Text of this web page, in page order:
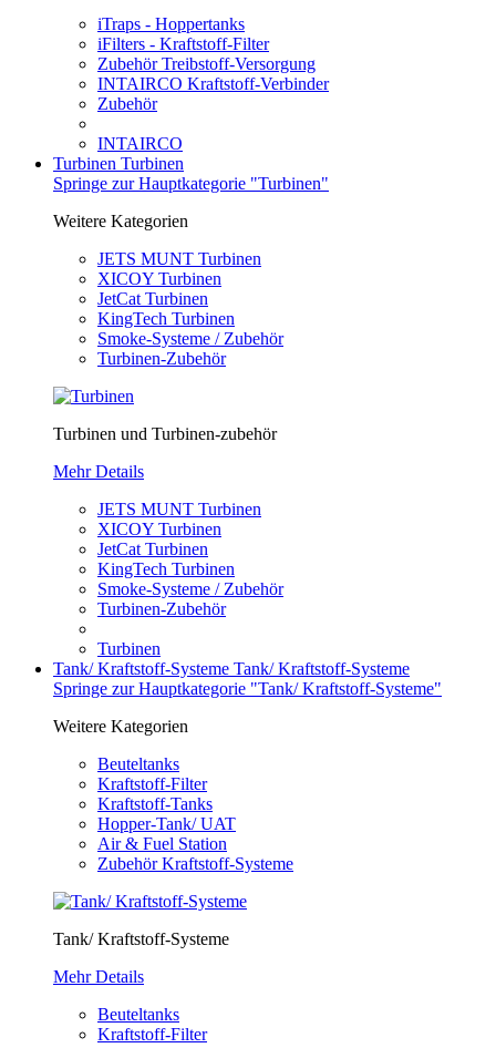
iTraps - Hoppertanks
iFilters - Kraftstoff-Filter
Zubehör Treibstoff-Versorgung
INTAIRCO Kraftstoff-Verbinder
Zubehör
INTAIRCO
Turbinen Turbinen
Springe zur Hauptkategorie "Turbinen"
Weitere Kategorien
JETS MUNT Turbinen
XICOY Turbinen
JetCat Turbinen
KingTech Turbinen
Smoke-Systeme / Zubehör
Turbinen-Zubehör
Turbinen und Turbinen-zubehör
Mehr Details
JETS MUNT Turbinen
XICOY Turbinen
JetCat Turbinen
KingTech Turbinen
Smoke-Systeme / Zubehör
Turbinen-Zubehör
Turbinen
Tank/ Kraftstoff-Systeme Tank/ Kraftstoff-Systeme
Springe zur Hauptkategorie "Tank/ Kraftstoff-Systeme"
Weitere Kategorien
Beuteltanks
Kraftstoff-Filter
Kraftstoff-Tanks
Hopper-Tank/ UAT
Air & Fuel Station
Zubehör Kraftstoff-Systeme
Tank/ Kraftstoff-Systeme
Mehr Details
Beuteltanks
Kraftstoff-Filter